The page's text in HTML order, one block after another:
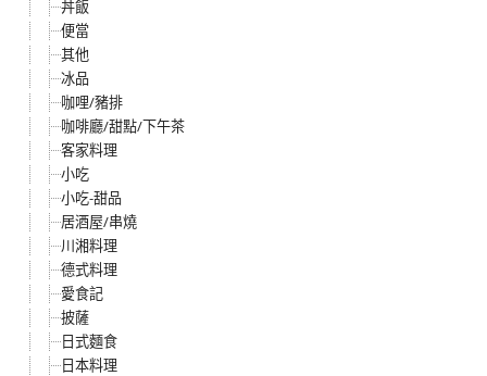
丼飯
便當
其他
冰品
咖哩/豬排
咖啡廳/甜點/下午茶
客家料理
小吃
小吃-甜品
居酒屋/串燒
川湘料理
德式料理
愛食記
披薩
日式麵食
日本料理